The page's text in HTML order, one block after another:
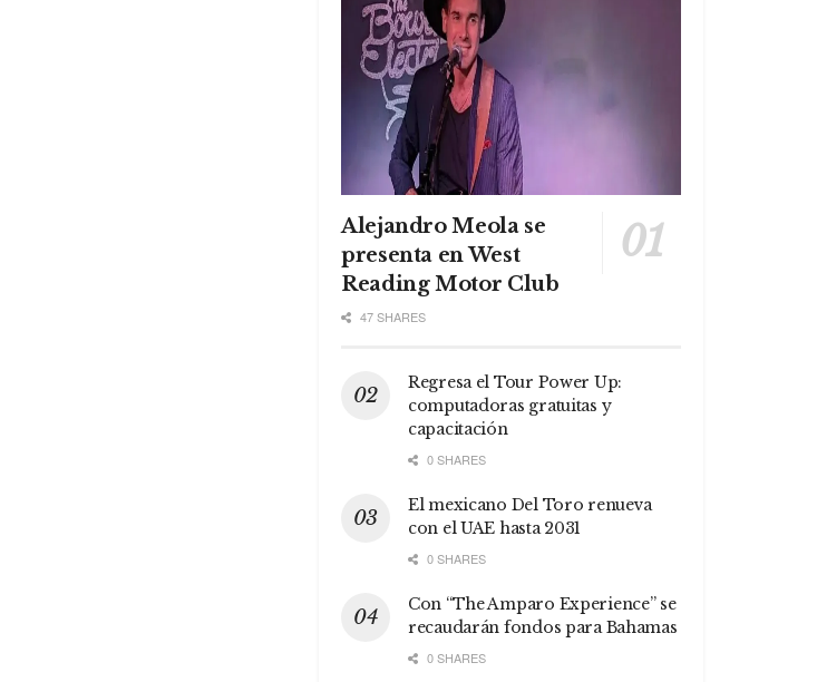
Alejandro Meola se
presenta en West
Reading Motor Club
47 SHARES
Regresa el Tour Power Up:
computadoras gratuitas y
capacitación
0 SHARES
El mexicano Del Toro renueva
con el UAE hasta 2031
0 SHARES
Con “The Amparo Experience” se
recaudarán fondos para Bahamas
0 SHARES